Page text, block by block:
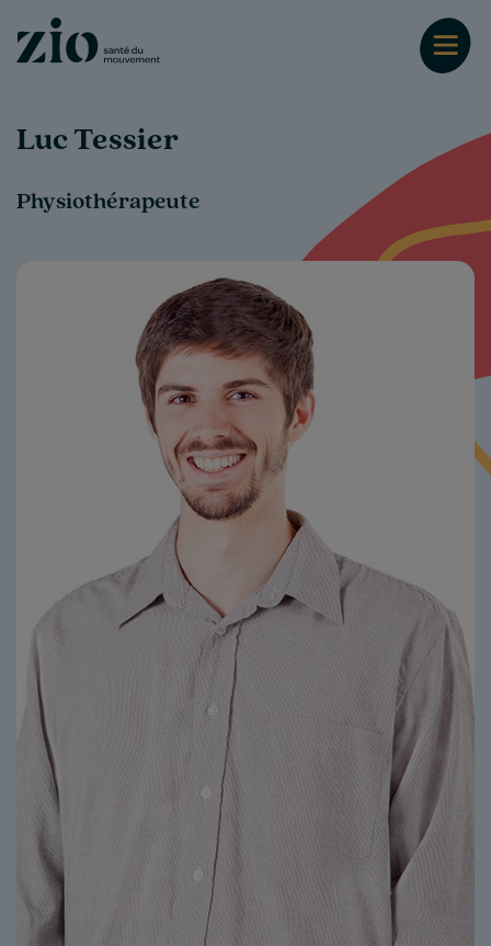
Luc Tessier
Physiothérapeute